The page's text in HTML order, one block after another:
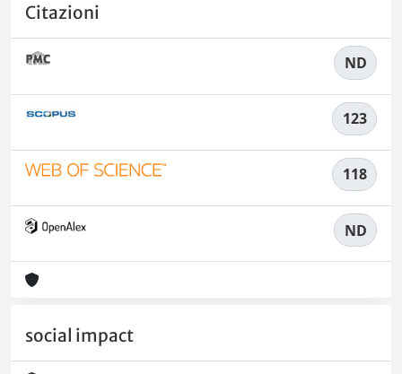
Citazioni
ND
123
118
ND
social impact